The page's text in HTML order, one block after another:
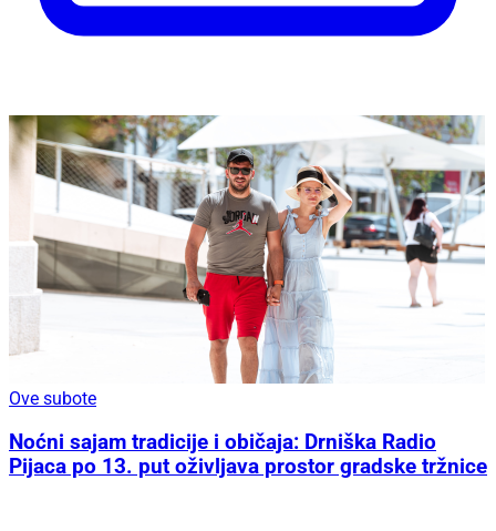
Ove subote
Noćni sajam tradicije i običaja: Drniška Radio
Pijaca po 13. put oživljava prostor gradske tržnice